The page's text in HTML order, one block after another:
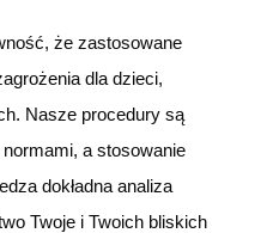
że zastosowane
dla dzieci,
Nasze procedury są
a stosowanie
dokładna analiza
Twoje i Twoich bliskich